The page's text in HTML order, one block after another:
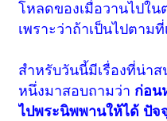
โหลดของเมื่อวานไปใ
เพราะว่าถ้าเป็นไปตาม
สำหรับวันนี้มีเรื่องที่น่า
หนึ่งมาสอบถามว่า ก่อน
ไปพระนิพพานให้ได้ ปั